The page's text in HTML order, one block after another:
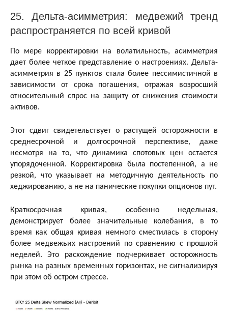
25. Дельта-асимметрия: медвежий тренд
распространяется по всей кривой
По мере корректировки на волатильность, асимметрия
дает более четкое представление о настроениях. Дельта-
асимметрия в 25 пунктов стала более пессимистичной в
зависимости от срока погашения, отражая возросший
относительный спрос на защиту от снижения стоимости
активов.
Этот сдвиг свидетельствует о растущей осторожности в
среднесрочной и долгосрочной перспективе, даже
несмотря на то, что динамика спотовых цен остается
упорядоченной. Корректировка была постепенной, а не
резкой, что указывает на методичную деятельность по
хеджированию, а не на панические покупки опционов пут.
Краткосрочная кривая, особенно недельная,
демонстрирует более значительные колебания, в то
время как общая кривая немного сместилась в сторону
более медвежьих настроений по сравнению с прошлой
неделей. Это расхождение подчеркивает осторожность
рынка на разных временных горизонтах, не сигнализируя
при этом об остром стрессе.